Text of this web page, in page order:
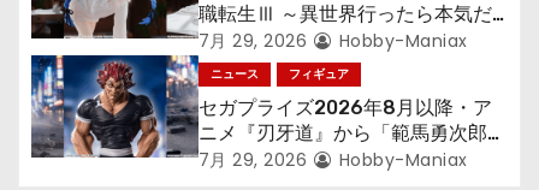
職転生Ⅲ ～異世界行ったら本気だ
す～』から「ロキシー」のフィギュ
アが登場！
7月 29, 2026 Hobby-Maniax
ニュース フィギュア
セガプライズ2026年8月以降・ア
ニメ『刃牙道』から「範馬勇次郎」
が登場ッッ!!
7月 29, 2026 Hobby-Maniax